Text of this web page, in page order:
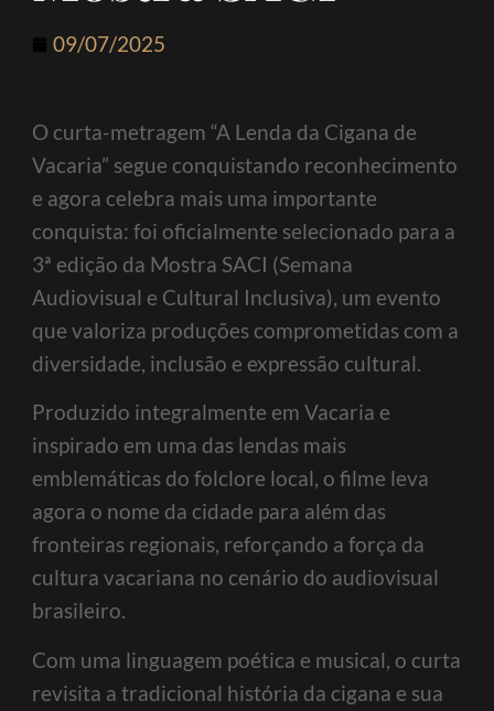
09/07/2025
O curta-metragem “A Lenda da Cigana de
Vacaria” segue conquistando reconhecimento
e agora celebra mais uma importante
conquista: foi oficialmente selecionado para a
3ª edição da Mostra SACI (Semana
Audiovisual e Cultural Inclusiva), um evento
que valoriza produções comprometidas com a
diversidade, inclusão e expressão cultural.
Produzido integralmente em Vacaria e
inspirado em uma das lendas mais
emblemáticas do folclore local, o filme leva
agora o nome da cidade para além das
fronteiras regionais, reforçando a força da
cultura vacariana no cenário do audiovisual
brasileiro.
Com uma linguagem poética e musical, o curta
revisita a tradicional história da cigana e sua